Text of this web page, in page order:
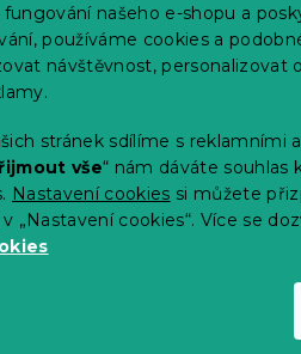
našeho e-shopu a
používáme cookies a
návštěvnost, personalizovat
stránek sdílíme s reklamními
vše“ nám dáváte souhlas
Nastavení cookies si můžete
v „Nastavení cookies“. Více se